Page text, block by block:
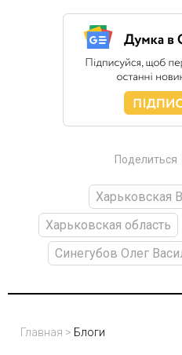
Поделиться
Харьковская
Харьковская область
Синегубов Олег
Главная > Блоги